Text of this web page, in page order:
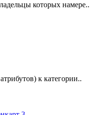
которых намере..
к категории..